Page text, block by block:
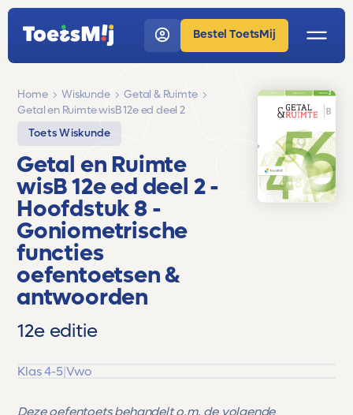
Bestel ToetsMij
Home Wiskunde
Getal & Ruimte
Getal en Ruimte wisB 12e ed deel 2
Toets Wiskunde
Getal en Ruimte
wisB 12e ed deel 2-
Hoofdstuk 8 -
Goniometrische
functies
oefentoetsen &
antwoorden
12e editie
Klas 4-5|Vwo